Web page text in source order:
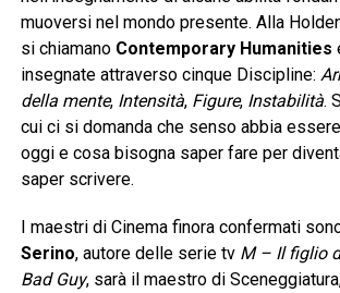
muoversi nel mondo presente. Alla
si chiamano Contemporary Humanities
insegnate attraverso cinque Discipline:
della mente, Intensità, Figure, Instabilità.
cui ci si domanda che senso abbia
oggi e cosa bisogna saper fare per
saper scrivere.
I maestri di Cinema finora confermati
Serino, autore delle serie tv M – Il figlio
Bad Guy, sarà il maestro di